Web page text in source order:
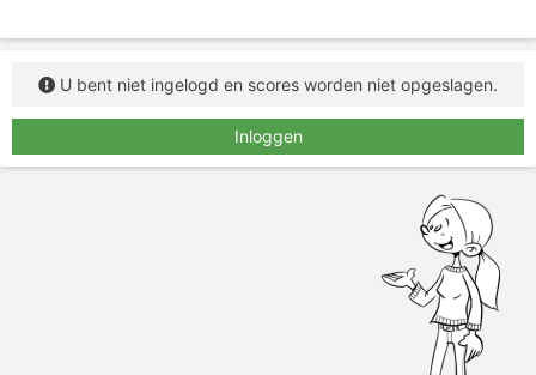
U bent niet ingelogd en scores worden niet opgeslagen.
Inloggen